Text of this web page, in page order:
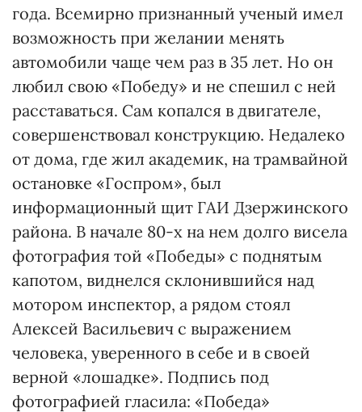
года. Всемирно признанный ученый имел
возможность при желании менять
автомобили чаще чем раз в 35 лет. Но он
любил свою «Победу» и не спешил с ней
расставаться. Сам копался в двигателе,
совершенствовал конструкцию. Недалеко
от дома, где жил академик, на трамвайной
остановке «Госпром», был
информационный щит ГАИ Дзержинского
района. В начале 80-х на нем долго висела
фотография той «Победы» с поднятым
капотом, виднелся склонившийся над
мотором инспектор, а рядом стоял
Алексей Васильевич с выражением
человека, уверенного в себе и в своей
верной «лошадке». Подпись под
фотографией гласила: «Победа»